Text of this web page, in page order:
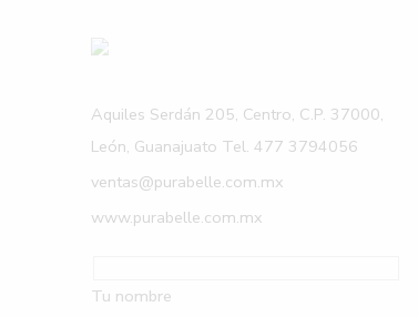
Aquiles Serdán 205, Centro, C.P. 37000,
León, Guanajuato Tel. 477 3794056
ventas@purabelle.com.mx
www.purabelle.com.mx
Tu nombre